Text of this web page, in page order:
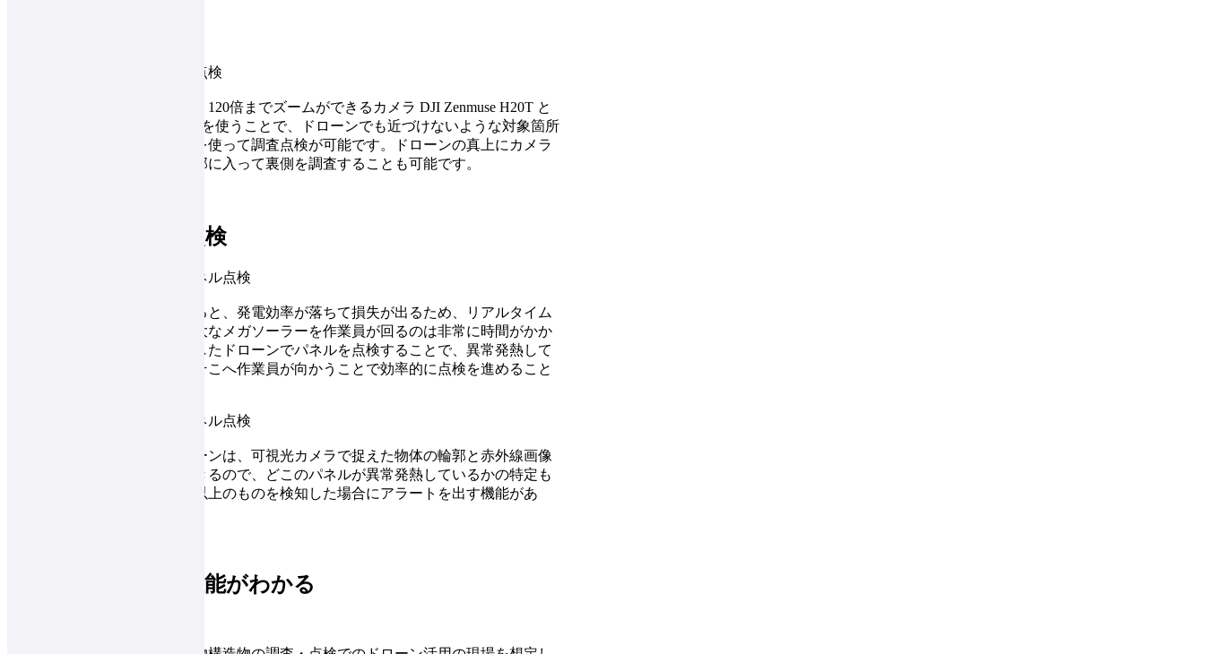
手の届かない場所の調査では、120倍までズームができるカメラ DJI Zenmuse H20T と
搭載ドローン Matrice 350 RTK を使うことで、ドローンでも近づけないような対象箇所
を目視レベルに接写した画像を使って調査点検が可能です。ドローンの真上にカメラ
を取り付けることで、橋梁下部に入って裏側を調査することも可能です。
3. ソーラーパネル点検
ソーラーパネルに異常が生じると、発電効率が落ちて損失が出るため、リアルタイム
な調査が求められますが、広大なメガソーラーを作業員が回るのは非常に時間がかか
ります。赤外線カメラを搭載したドローンでパネルを点検することで、異常発熱して
いるパネルを事前に特定し、そこへ作業員が向かうことで効率的に点検を進めること
赤外線カメラを搭載したドローンは、可視光カメラで捉えた物体の輪郭と赤外線画像
を重ねて表示させることができるので、どこのパネルが異常発熱しているかの特定も
容易です。また指定した温度以上のものを検知した場合にアラートを出す機能があ
産業用ドローンの性能がわかる